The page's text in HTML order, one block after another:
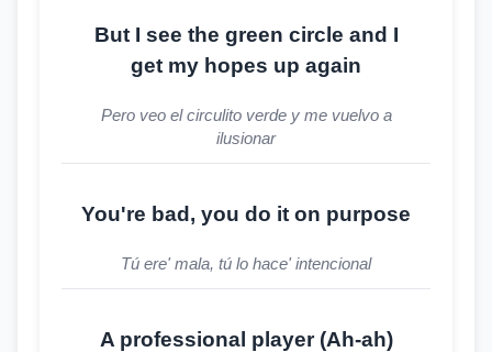
But I see the green circle and I
get my hopes up again
Pero veo el circulito verde y me vuelvo a
ilusionar
You're bad, you do it on purpose
Tú ere' mala, tú lo hace' intencional
A professional player (Ah-ah)